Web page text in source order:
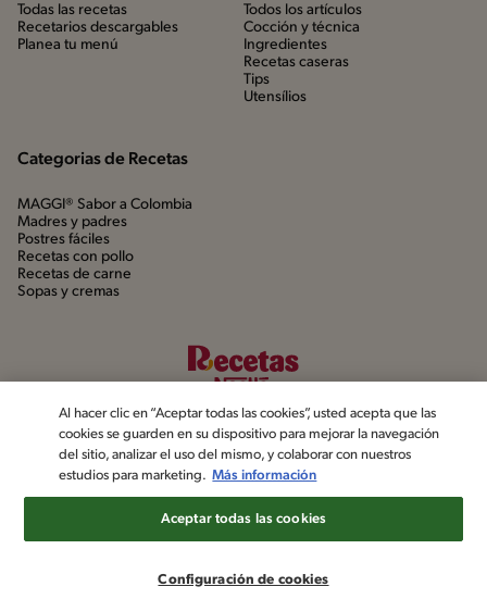
Todas las recetas
Recetarios descargables
Planea tu menú
Todos los artículos
Cocción y técnica
Ingredientes
Recetas caseras
Tips
Utensílios
Categorias de Recetas
MAGGI® Sabor a Colombia
Madres y padres
Postres fáciles
Recetas con pollo
Recetas de carne
Sopas y cremas
©2022, Nestlé. Marcas registradas por Société dels Produits Nestlé,
Al hacer clic en “Aceptar todas las cookies”, usted acepta que las
cookies se guarden en su dispositivo para mejorar la navegación
del sitio, analizar el uso del mismo, y colaborar con nuestros
estudios para marketing. Más información
Configuración de cookies
Aceptar todas las cookies